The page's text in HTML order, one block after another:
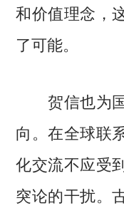
和价值理念，
了可能。
贺信也为国
向。在全球联
化交流不应受
突论的干扰。